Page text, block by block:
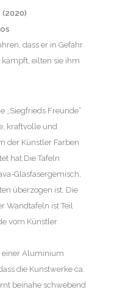
(2020)
dass er in Gefahr
eilten sie ihm
„Siegfrieds Freunde“
kraftvolle und
der Künstler Farben
hat.Die Tafeln
Glasfasergemisch,
überzogen ist. Die
Wandtafeln ist Teil
vom Künstler
einer Aluminium
die Kunstwerke ca.
beinahe schwebend